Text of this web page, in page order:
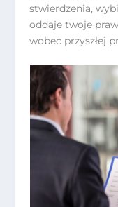
stwierdzenia,
oddaje twoje
wobec przyszłej